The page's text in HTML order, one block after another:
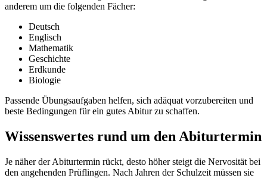
anderem um die folgenden Fächer:
Deutsch
Englisch
Mathematik
Geschichte
Erdkunde
Biologie
Passende Übungsaufgaben helfen, sich adäquat vorzubereiten und
beste Bedingungen für ein gutes Abitur zu schaffen.
Wissenswertes rund um den Abiturtermin
Je näher der Abiturtermin rückt, desto höher steigt die Nervosität bei
den angehenden Prüflingen. Nach Jahren der Schulzeit müssen sie